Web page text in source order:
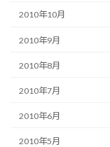
2010年10月
2010年9月
2010年8月
2010年7月
2010年6月
2010年5月